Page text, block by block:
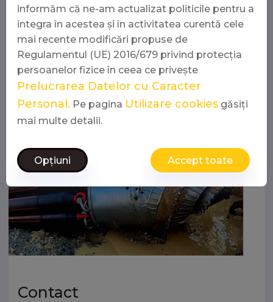
Indiferent de complexitatea proiectului, echipa
noastra va dezvolta o solutie personalizata
pentru a raspunde cerintelor specifice.
Contact
informăm că ne-am actualizat politicile pentru a
integra în acestea și în activitatea curentă cele
mai recente modificări propuse de
Regulamentul (UE) 2016/679 privind protecția
persoanelor fizice în ceea ce privește
Prelucrarea Datelor cu Caracter
Personal. Pe pagina Utilizare cookies găsiți
mai multe detalii.
Opțiuni Accept toate